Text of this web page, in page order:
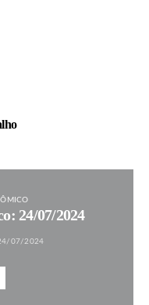
24/07/2024
07/2024